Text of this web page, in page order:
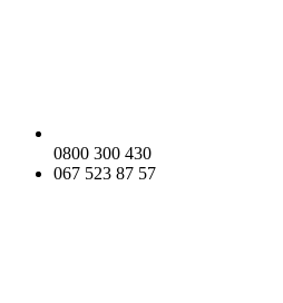
0800 300 430
067 523 87 57